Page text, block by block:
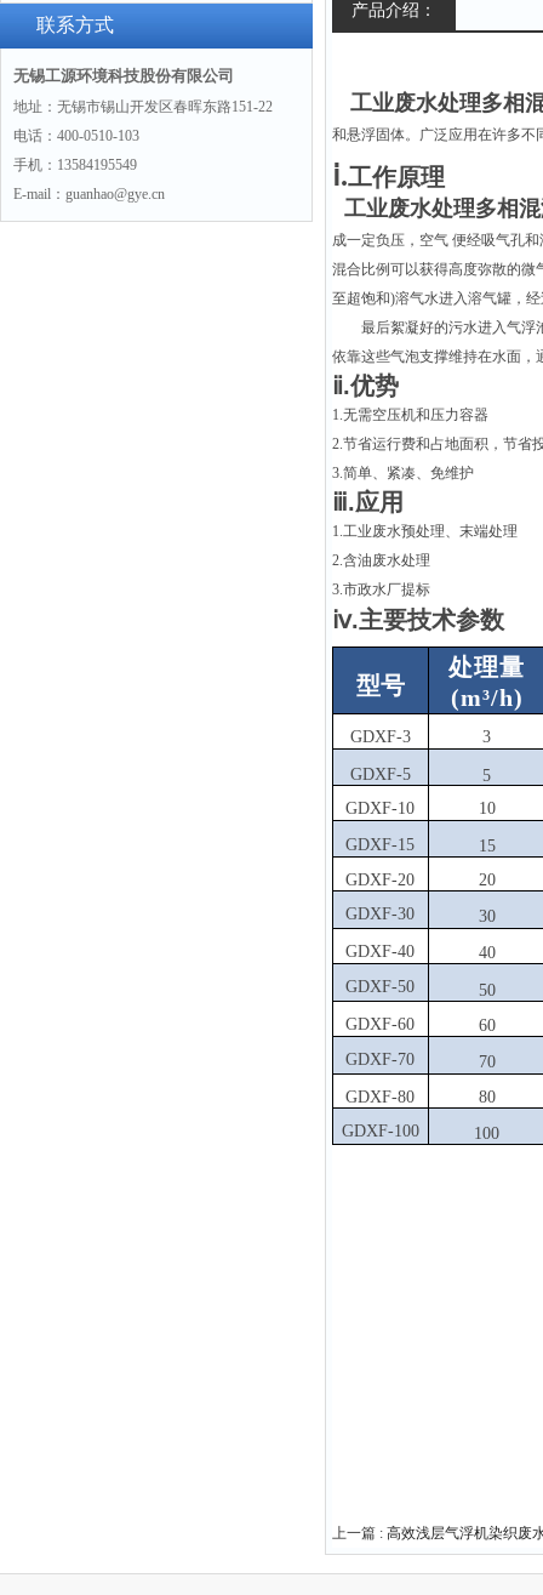
联系方式
无锡工源环境科技股份有限公司
地址：无锡市锡山开发区春晖东路151-22
电话：400-0510-103
手机：13584195549
E-mail：guanhao@gye.cn
产品介绍：
工业废水处理多相
和悬浮固体。广泛应用在许多不
ⅰ.工作原理
工业废水处理多相
成一定负压，空气 便经吸气孔
混合比例可以获得高度弥散的微
至超饱和)溶气水进入溶气罐，
最后絮凝好的污水进入气浮
依靠这些气泡支撑维持在水面，
ⅱ.优势
1.无需空压机和压力容器
2.节省运行费和占地面积，节省
3.简单、紧凑、免维护
ⅲ.应用
1.工业废水预处理、末端处理
2.含油废水处理
3.市政水厂提标
ⅳ.主要技术参数
型号
处理量
(m³/h)
GDXF-3 3
GDXF-5
5
GDXF-10
10
GDXF-15
15
GDXF-20
20
GDXF-30
30
GDXF-40
40
GDXF-50
50
GDXF-60
60
GDXF-70
70
GDXF-80
80
GDXF-100
100
上一篇 : 高效浅层气浮机染织废